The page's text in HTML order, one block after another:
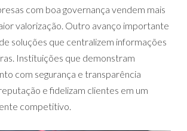
com boa governança vendem mais
valorização. Outro avanço importante
soluções que centralizem informações
Instituições que demonstram
com segurança e transparência
e fidelizam clientes em um
competitivo.